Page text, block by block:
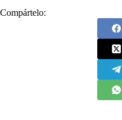
Compártelo: